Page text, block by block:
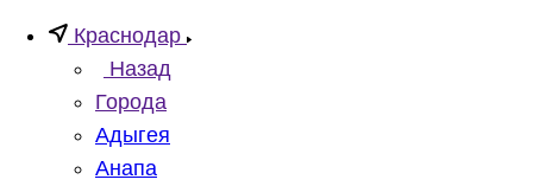
Краснодар
Назад
Города
Адыгея
Анапа